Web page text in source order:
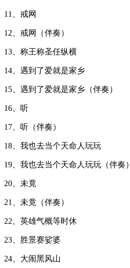
11、戒网
12、戒网（伴奏）
13、称王称圣任纵横
14、遇到了爱就是家乡
15、遇到了爱就是家乡（伴奏）
16、听
17、听（伴奏）
18、我也去当个天命人玩玩
19、我也去当个天命人玩玩（伴奏）
20、未竟
21、未竟（伴奏）
22、英雄气概等时休
23、胜景赛娑婆
24、大闹黑风山